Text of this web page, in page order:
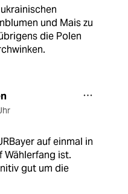
und Mais zu
die Polen
auf einmal in
Wählerfang ist.
gut um die